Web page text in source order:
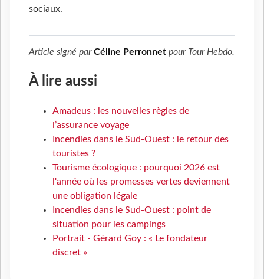
sociaux.
Article signé parCéline Perronnet pour Tour Hebdo.
À lire aussi
Amadeus : les nouvelles règles de
l’assurance voyage
Incendies dans le Sud-Ouest : le retour des
touristes ?
Tourisme écologique : pourquoi 2026 est
l'année où les promesses vertes deviennent
une obligation légale
Incendies dans le Sud-Ouest : point de
situation pour les campings
Portrait - Gérard Goy : « Le fondateur
discret »